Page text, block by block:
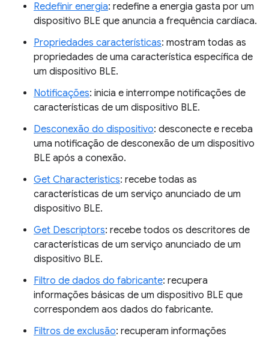
Redefinir energia: redefine a energia gasta por um
dispositivo BLE que anuncia a frequência cardíaca.
Propriedades características: mostram todas as
propriedades de uma característica específica de
um dispositivo BLE.
Notificações: inicia e interrompe notificações de
características de um dispositivo BLE.
Desconexão do dispositivo: desconecte e receba
uma notificação de desconexão de um dispositivo
BLE após a conexão.
Get Characteristics: recebe todas as
características de um serviço anunciado de um
dispositivo BLE.
Get Descriptors: recebe todos os descritores de
características de um serviço anunciado de um
dispositivo BLE.
Filtro de dados do fabricante: recupera
informações básicas de um dispositivo BLE que
correspondem aos dados do fabricante.
Filtros de exclusão: recuperam informações